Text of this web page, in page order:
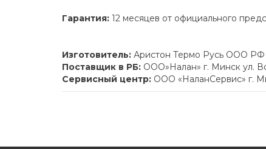
Гарантия: 12 месяцев от официального
Изготовитель: Аристон Термо Русь ООО РФ
Поставщик в РБ: ООО»Налан» г. Минск ул.
Сервисный центр: ООО «НаланСервис» г.